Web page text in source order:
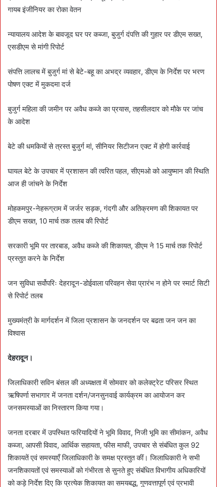
गायब इंजीनियर का रोका वेतन
न्यायालय आदेश के बावजूद घर पर कब्जा, बुजुर्ग दंपत्ति की गुहार पर डीएम सख्त,
एसडीएम से मांगी रिपोर्ट
संपत्ति लालच में बुजुर्ग मां से बेटे-बहू का अभद्र व्यवहार, डीएम के निर्देश पर भरण
पोषण एक्ट में मुकदमा दर्ज
बुजुर्ग महिला की जमीन पर अवैध कब्जे का प्रयास, तहसीलदार को मौके पर जांच
के आदेश
बेटे की धमकियों से त्रस्त बुजुर्ग मां, सीनियर सिटीजन एक्ट में होगी कार्रवाई
घायल बेटे के उपचार में प्रशासन की त्वरित पहल, सीएमओ को आयुष्मान की स्थिति
आज ही जांचने के निर्देश
मोहकमपुर-नेहरूग्राम में जर्जर सड़क, गंदगी और अतिक्रमण की शिकायत पर
डीएम सख्त, 10 मार्च तक तलब की रिपोर्ट
सरकारी भूमि पर तारबाड, अवैध कब्जे की शिकायत, डीएम ने 15 मार्च तक रिपोर्ट
प्रस्तुत करने के निर्देश
जन सुविधा सर्वोपरिः देहरादून-डोईवाला परिवहन सेवा प्रारंभ न होने पर स्मार्ट सिटी
से रिपोर्ट तलब
मुख्यमंत्री के मार्गदर्शन में जिला प्रशासन के जनदर्शन पर बढता जन जन का
विश्वास
देहरादून।
जिलाधिकारी सविन बंसल की अध्यक्षता में सोमवार को कलेक्ट्रेट परिसर स्थित
ऋषिपर्णा सभागार में जनता दर्शन/जनसुनवाई कार्यक्रम का आयोजन कर
जनसमस्याओं का निस्तारण किया गया।
जनता दरबार में उपस्थित फरियादियों ने भूमि विवाद, निजी भूमि का सीमांकन, अवैध
कब्जा, आपसी विवाद, आर्थिक सहायता, फीस माफी, उपचार से संबंधित कुल 92
शिकायतें एवं समस्याएँ जिलाधिकारी के समक्ष प्रस्तुत कीं। जिलाधिकारी ने सभी
जनशिकायतों एवं समस्याओं को गंभीरता से सुनते हुए संबंधित विभागीय अधिकारियों
को कड़े निर्देश दिए कि प्रत्येक शिकायत का समयबद्ध, गुणवत्तापूर्ण एवं प्रभावी